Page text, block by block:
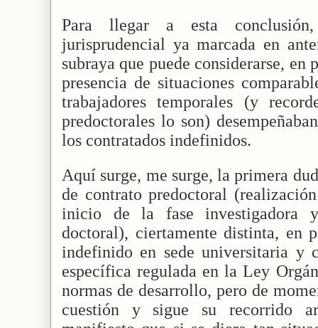
Para llegar a esta
jurisprudencial ya marcada en
subraya que puede considerarse,
presencia de situaciones
trabajadores temporales (y
predoctorales lo son)
los contratados indefinidos.
Aquí surge, me surge, la primera
de contrato predoctoral
inicio de la fase investigadora
doctoral), ciertamente distinta, en
indefinido en sede universitaria y
específica regulada en la Ley
normas de desarrollo, pero de
cuestión y sigue su recorrido